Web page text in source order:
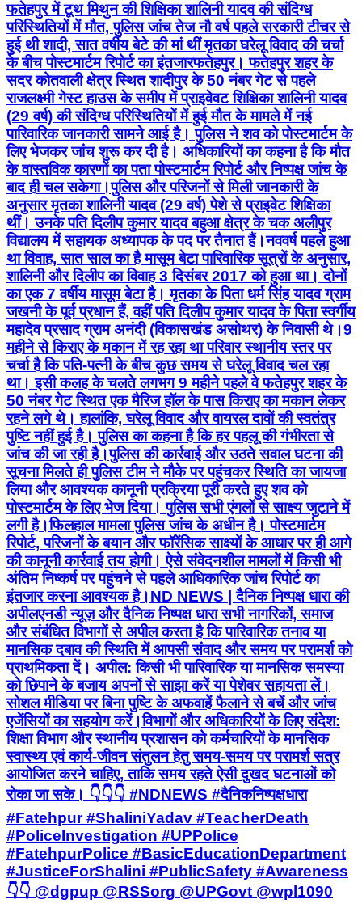
फतेहपुर में टूथ मिथुन की शिक्षिका शालिनी यादव की संदिग्ध
परिस्थितियों में मौत, पुलिस जांच तेज नौ वर्ष पहले सरकारी टीचर से
हुई थी शादी, सात वर्षीय बेटे की मां थीं मृतका घरेलू विवाद की चर्चा
के बीच पोस्टमार्टम रिपोर्ट का इंतजार ​फतेहपुर। फतेहपुर शहर के
सदर कोतवाली क्षेत्र स्थित शादीपुर के 50 नंबर गेट से पहले
राजलक्ष्मी गेस्ट हाउस के समीप में प्राइवेवट शिक्षिका शालिनी यादव
(29 वर्ष) की संदिग्ध परिस्थितियों में हुई मौत के मामले में नई
पारिवारिक जानकारी सामने आई है। पुलिस ने शव को पोस्टमार्टम के
लिए भेजकर जांच शुरू कर दी है। अधिकारियों का कहना है कि मौत
के वास्तविक कारणों का पता पोस्टमार्टम रिपोर्ट और निष्पक्ष जांच के
बाद ही चल सकेगा। ​पुलिस और परिजनों से मिली जानकारी के
अनुसार मृतका शालिनी यादव (29 वर्ष) पेशे से प्राइवेट शिक्षिका
थीं। उनके पति दिलीप कुमार यादव बहुआ क्षेत्र के चक अलीपुर
विद्यालय में सहायक अध्यापक के पद पर तैनात हैं। ​नववर्ष पहले हुआ
था विवाह, सात साल का है मासूम बेटा पारिवारिक सूत्रों के अनुसार,
शालिनी और दिलीप का विवाह 3 दिसंबर 2017 को हुआ था। दोनों
का एक 7 वर्षीय मासूम बेटा है। मृतका के पिता धर्म सिंह यादव ग्राम
जखनी के पूर्व प्रधान हैं, वहीं पति दिलीप कुमार यादव के पिता स्वर्गीय
महादेव प्रसाद ग्राम अनंदी (विकासखंड असोथर) के निवासी थे। ​9
महीने से किराए के मकान में रह रहा था परिवार स्थानीय स्तर पर
चर्चा है कि पति-पत्नी के बीच कुछ समय से घरेलू विवाद चल रहा
था। इसी कलह के चलते लगभग 9 महीने पहले वे फतेहपुर शहर के
50 नंबर गेट स्थित एक मैरिज हॉल के पास किराए का मकान लेकर
रहने लगे थे। हालांकि, घरेलू विवाद और वायरल दावों की स्वतंत्र
पुष्टि नहीं हुई है। पुलिस का कहना है कि हर पहलू की गंभीरता से
जांच की जा रही है। ​पुलिस की कार्रवाई और उठते सवाल घटना की
सूचना मिलते ही पुलिस टीम ने मौके पर पहुंचकर स्थिति का जायजा
लिया और आवश्यक कानूनी प्रक्रिया पूरी करते हुए शव को
पोस्टमार्टम के लिए भेज दिया। पुलिस सभी एंगलों से साक्ष्य जुटाने में
लगी है। ​फिलहाल मामला पुलिस जांच के अधीन है। पोस्टमार्टम
रिपोर्ट, परिजनों के बयान और फॉरेंसिक साक्ष्यों के आधार पर ही आगे
की कानूनी कार्रवाई तय होगी। ऐसे संवेदनशील मामलों में किसी भी
अंतिम निष्कर्ष पर पहुंचने से पहले आधिकारिक जांच रिपोर्ट का
इंतजार करना आवश्यक है। ​ND NEWS | दैनिक निष्पक्ष धारा की
अपील ​एनडी न्यूज़ और दैनिक निष्पक्ष धारा सभी नागरिकों, समाज
और संबंधित विभागों से अपील करता है कि पारिवारिक तनाव या
मानसिक दबाव की स्थिति में आपसी संवाद और समय पर परामर्श को
प्राथमिकता दें। ​ अपील: किसी भी पारिवारिक या मानसिक समस्या
को छिपाने के बजाय अपनों से साझा करें या पेशेवर सहायता लें।
सोशल मीडिया पर बिना पुष्टि के अफवाहें फैलाने से बचें और जांच
एजेंसियों का सहयोग करें। ​विभागों और अधिकारियों के लिए संदेश:
शिक्षा विभाग और स्थानीय प्रशासन को कर्मचारियों के मानसिक
स्वास्थ्य एवं कार्य-जीवन संतुलन हेतु समय-समय पर परामर्श सत्र
आयोजित करने चाहिए, ताकि समय रहते ऐसी दुखद घटनाओं को
रोका जा सके। 👇👇👇 #NDNEWS #दैनिकनिष्पक्षधारा
#Fatehpur #ShaliniYadav #TeacherDeath
#PoliceInvestigation #UPPolice
#FatehpurPolice #BasicEducationDepartment
#JusticeForShalini #PublicSafety #Awareness
👇👇 @dgpup @RSSorg @UPGovt @wpl1090